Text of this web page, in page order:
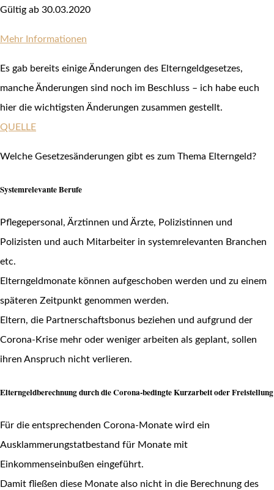
Gültig ab 30.03.2020
Mehr Informationen
Es gab bereits einige Änderungen des Elterngeldgesetzes,
manche Änderungen sind noch im Beschluss – ich habe euch
hier die wichtigsten Änderungen zusammen gestellt.
QUELLE
Welche Gesetzesänderungen gibt es zum Thema Elterngeld?
Systemrelevante Berufe
Pflegepersonal, Ärztinnen und Ärzte, Polizistinnen und
Polizisten und auch Mitarbeiter in systemrelevanten Branchen
etc.
Elterngeldmonate können aufgeschoben werden und zu einem
späteren Zeitpunkt genommen werden.
Eltern, die Partnerschaftsbonus beziehen und aufgrund der
Corona-Krise mehr oder weniger arbeiten als geplant, sollen
ihren Anspruch nicht verlieren.
Elterngeldberechnung durch die Corona-bedingte Kurzarbeit oder Freistellung
Für die entsprechenden Corona-Monate wird ein
Ausklammerungstatbestand für Monate mit
Einkommenseinbußen eingeführt.
Damit fließen diese Monate also nicht in die Berechnung des